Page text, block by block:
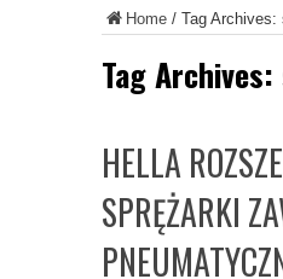
Home / Tag Archives:
Tag Archives:
HELLA
SPRĘŻARKI